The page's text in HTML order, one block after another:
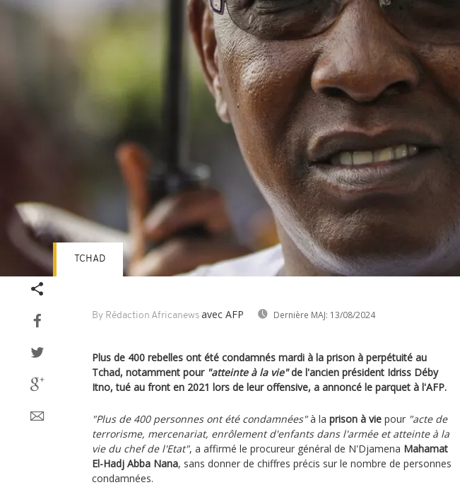
By Rédaction Africanews avec AFP Dernière MAJ: 13/08/2024
TCHAD
Plus de 400 rebelles ont été condamnés mardi à la prison à perpétuité au
Tchad, notamment pour "atteinte à la vie"de l'ancien président Idriss Déby
Itno, tué au front en 2021 lors de leur offensive, a annoncé le parquet à l'AFP.
"Plus de 400 personnes ont été condamnées"à la prison à vie pour "acte de
terrorisme, mercenariat, enrôlement d'enfants dans l'armée et atteinte à la
vie du chef de l'Etat", a affirmé le procureur général de N'Djamena Mahamat
El-Hadj Abba Nana, sans donner de chiffres précis sur le nombre de personnes
condamnées.